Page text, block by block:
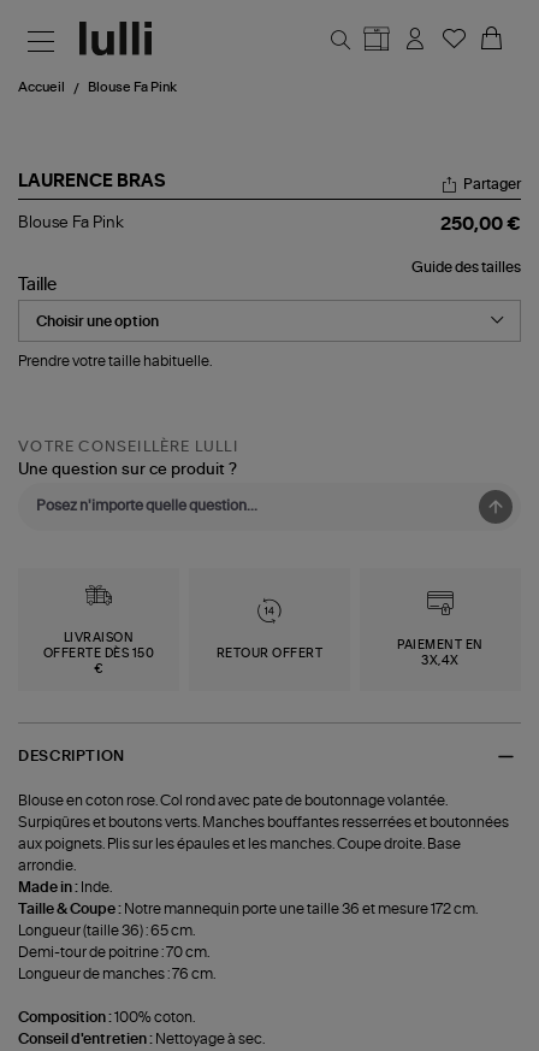
Accueil Blouse Fa Pink
LAURENCE BRAS
Blouse
Partager
Blouse Fa Pink 250,00 €
Guide des tailles
Taille
Prendre votre taille habituelle.
VOTRE CONSEILLÈRE LULLI
Une question sur ce produit ?
LIVRAISON
OFFERTE DÈS 150
€
RETOUR OFFERT
PAIEMENT EN
3X,4X
DESCRIPTION
Blouse en coton rose. Col rond avec pate de boutonnage volantée.
Surpiqûres et boutons verts. Manches bouffantes resserrées et boutonnées
aux poignets. Plis sur les épaules et les manches. Coupe droite. Base
arrondie.
Made in : Inde.
Taille & Coupe : Notre mannequin porte une taille 36 et mesure 172 cm.
Longueur (taille 36) : 65 cm.
Demi-tour de poitrine : 70 cm.
Longueur de manches : 76 cm.
Composition :100% coton.
Conseil d'entretien : Nettoyage à sec.